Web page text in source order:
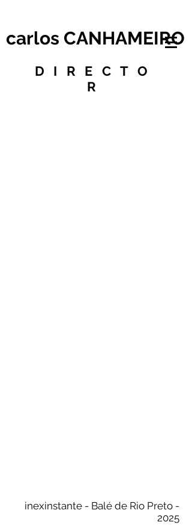
carlos CANHAMEIRO
DIRECTO
R
inexinstante - Balé de Rio Preto -
2025